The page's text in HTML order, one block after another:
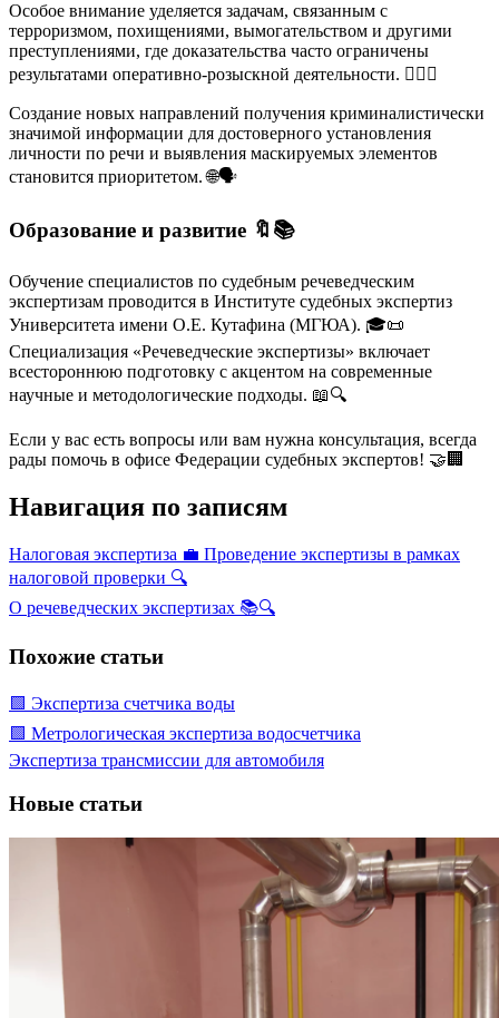
Особое внимание уделяется задачам, связанным с
терроризмом, похищениями, вымогательством и другими
преступлениями, где доказательства часто ограничены
результатами оперативно-розыскной деятельности. 🕵️‍♂️💼
Создание новых направлений получения криминалистически
значимой информации для достоверного установления
личности по речи и выявления маскируемых элементов
становится приоритетом. 🌐🗣️
Образование и развитие 🔖📚
Обучение специалистов по судебным речеведческим
экспертизам проводится в Институте судебных экспертиз
Университета имени О.Е. Кутафина (МГЮА). 🎓📜
Специализация «Речеведческие экспертизы» включает
всестороннюю подготовку с акцентом на современные
научные и методологические подходы. 📖🔍
Если у вас есть вопросы или вам нужна консультация, всегда
рады помочь в офисе Федерации судебных экспертов! 🤝🏢
Навигация по записям
Налоговая экспертиза 💼 Проведение экспертизы в рамках
налоговой проверки 🔍
О речеведческих экспертизах 📚🔍
Похожие статьи
🟩 Экспертиза счетчика воды
🟩 Метрологическая экспертиза водосчетчика
Экспертиза трансмиссии для автомобиля
Новые статьи